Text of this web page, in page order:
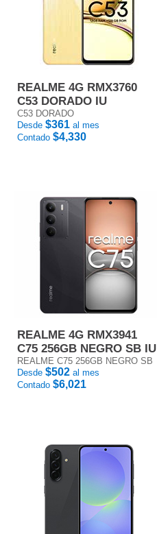
REALME 4G RMX3760
C53 DORADO IU
C53 DORADO
Desde $361 al mes
Contado $4,330
REALME 4G RMX3941
C75 256GB NEGRO SB IU
REALME C75 256GB NEGRO SB
Desde $502 al mes
Contado $6,021